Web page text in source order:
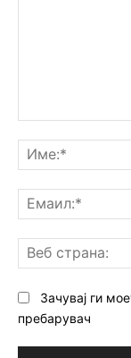
Зачувај ги
пребарувач